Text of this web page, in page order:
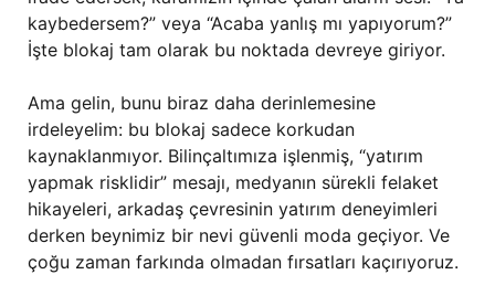
kaybedersem?” veya “Acaba yanlış mı yapıyorum?”
İşte blokaj tam olarak bu noktada devreye giriyor.
Ama gelin, bunu biraz daha derinlemesine
irdeleyelim: bu blokaj sadece korkudan
kaynaklanmıyor. Bilinçaltımıza işlenmiş, “yatırım
yapmak risklidir” mesajı, medyanın sürekli felaket
hikayeleri, arkadaş çevresinin yatırım deneyimleri
derken beynimiz bir nevi güvenli moda geçiyor. Ve
çoğu zaman farkında olmadan fırsatları kaçırıyoruz.